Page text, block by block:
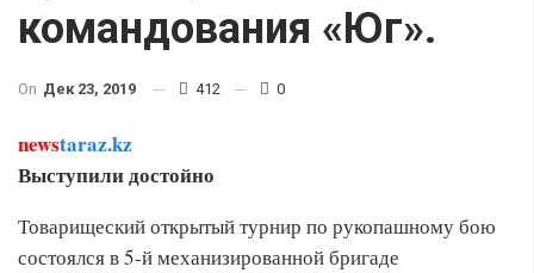
командования «Юг».
On Дек 23, 2019 412 0
newstaraz.kz
Выступили достойно
Товарищеский открытый турнир по рукопашному бою
состоялся в 5-й механизированной бригаде